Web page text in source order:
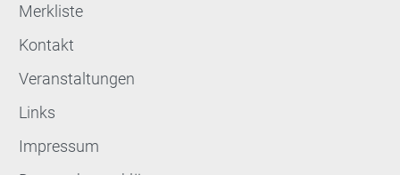
Merkliste
Kontakt
Veranstaltungen
Links
Impressum